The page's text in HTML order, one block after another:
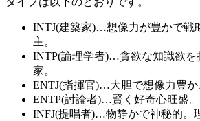
INTJ(建築家)…想像力が豊かで戦
主。
INTP(論理学者)…貪欲な知識欲を
家。
ENTJ(指揮官)…大胆で想像力豊か
ENTP(討論者)…賢く好奇心旺盛。
INFJ(提唱者)…物静かで神秘的。